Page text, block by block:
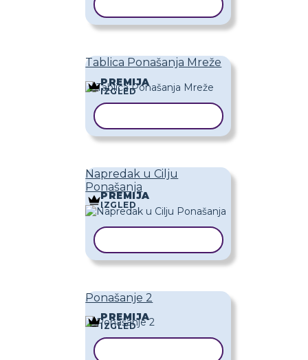
Tablica Ponašanja Mreže
PREMIJA
IZGLED
Napredak u Cilju
Ponašanja
PREMIJA
IZGLED
Ponašanje 2
PREMIJA
IZGLED